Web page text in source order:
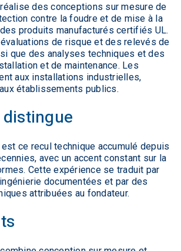
des conceptions sur mesure de
contre la foudre et de mise à la
produits manufacturés certifiés UL.
de risque et des relevés de
que des analyses techniques et des
et de maintenance. Les
aux installations industrielles,
établissements publics.
ce recul technique accumulé depuis
avec un accent constant sur la
Cette expérience se traduit par
documentées et par des
attribuées au fondateur.